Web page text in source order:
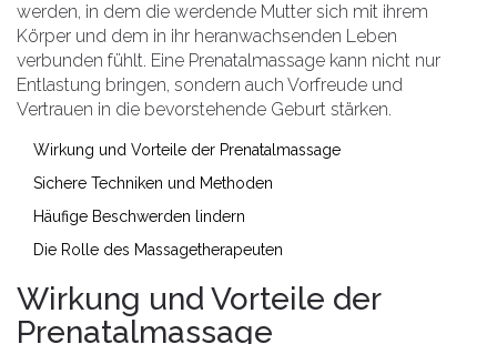
werden, in dem die werdende Mutter sich mit ihrem
Körper und dem in ihr heranwachsenden Leben
verbunden fühlt. Eine Prenatalmassage kann nicht nur
Entlastung bringen, sondern auch Vorfreude und
Vertrauen in die bevorstehende Geburt stärken.
Wirkung und Vorteile der Prenatalmassage
Sichere Techniken und Methoden
Häufige Beschwerden lindern
Die Rolle des Massagetherapeuten
Wirkung und Vorteile der
Prenatalmassage